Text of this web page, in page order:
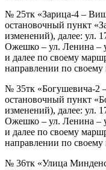
№ 25тк «Зарица-4 –
остановочный пункт
изменений), далее: ул.
Ожешко – ул. Ленина –
и далее по своему
направлении по
№ 35тк «Богушевича-2
остановочный пункт
изменений), далее: ул.
Ожешко – ул. Ленина –
и далее по своему
направлении по
№ 36тк «Улица